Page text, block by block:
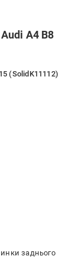
A4 B8
(SolidK11112)
заднього